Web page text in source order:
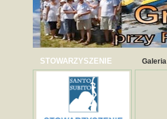
STOWARZYSZENIE Galeria